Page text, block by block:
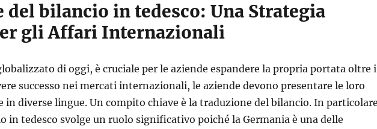
del bilancio in tedesco: Una Strategia
gli Affari Internazionali
di oggi, è cruciale per le aziende espandere la propria portata oltre i
successo nei mercati internazionali, le aziende devono presentare le loro
diverse lingue. Un compito chiave è la traduzione del bilancio. In
in tedesco svolge un ruolo significativo poiché la Germania è una delle